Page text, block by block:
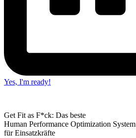
Yes, I'm ready!
Get Fit as F*ck: Das beste
Human Performance Optimization System
für Einsatzkräfte